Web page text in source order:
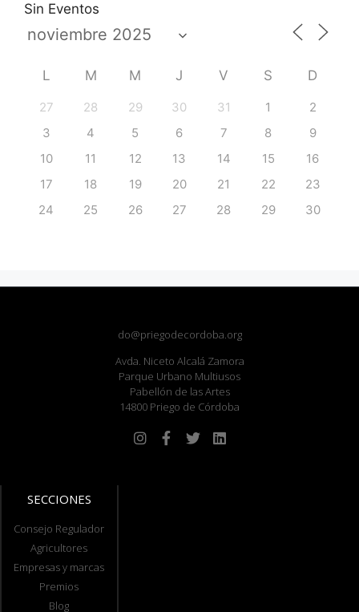
Sin Eventos
L M M J V S D
27 28 29 30 31 1
2
3
4 5 6 7 8
9
10
11 12 13 14 15
16
17
18 19 20 21 22
23
24
25 26 27 28 29 30
do@priegodecordoba.org
Avda. Niceto Alcalá Zamora
Parque Urbano Multiusos
Pabellón de las Artes
14800 Priego de Córdoba
SECCIONES
Consejo Regulador
Agricultores
Empresas y marcas
Premios
Blog